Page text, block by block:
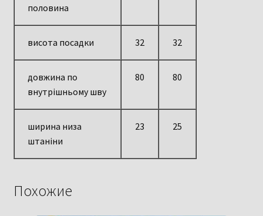
половина
висота посадки 32 32
довжина по
внутрішньому шву
80 80
ширина низа
штаніни
23 25
Похожие